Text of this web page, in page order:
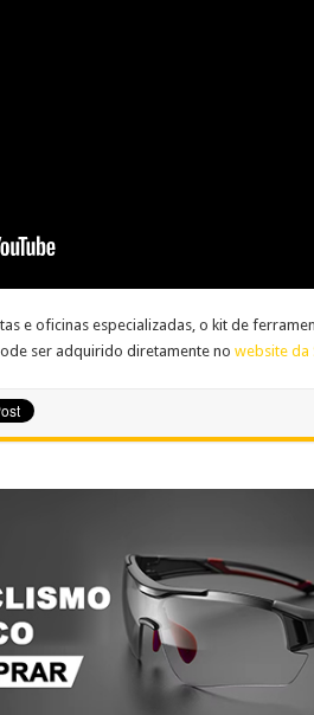
e oficinas especializadas, o kit de
ser adquirido diretamente no website da